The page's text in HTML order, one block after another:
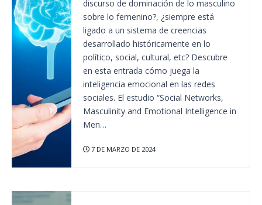
discurso de dominación de lo masculino
sobre lo femenino?, ¿siempre está
ligado a un sistema de creencias
desarrollado históricamente en lo
político, social, cultural, etc? Descubre
en esta entrada cómo juega la
inteligencia emocional en las redes
sociales. El estudio “Social Networks,
Masculinity and Emotional Intelligence in
Men…
7 DE MARZO DE 2024